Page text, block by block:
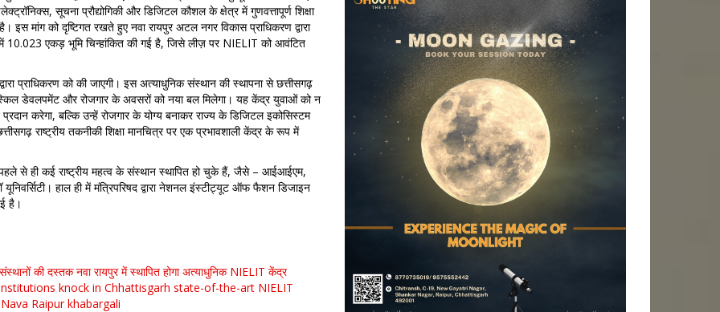
सूचना प्रौद्योगिकी और डिजिटल कौशल के क्षेत्र में गुणवत्तापूर्ण शिक्षा
इस मांग को दृष्टिगत रखते हुए नवा रायपुर अटल नगर विकास प्राधिकरण द्वारा
10.023 एकड़ भूमि चिन्हांकित की गई है, जिसे लीज़ पर NIELIT को आवंटित
प्राधिकरण को की जाएगी। इस अत्याधुनिक संस्थान की स्थापना से छत्तीसगढ़
डेवलपमेंट और रोजगार के अवसरों को नया बल मिलेगा। यह केंद्र युवाओं को न
करेगा, बल्कि उन्हें रोजगार के योग्य बनाकर राज्य के डिजिटल इकोसिस्टम
राष्ट्रीय तकनीकी शिक्षा मानचित्र पर एक प्रभावशाली केंद्र के रूप में
पहले से ही कई राष्ट्रीय महत्व के संस्थान स्थापित हो चुके हैं, जैसे – आईआईएम,
हाल ही में मंत्रिपरिषद द्वारा नेशनल इंस्टीट्यूट ऑफ फैशन डिजाइन
है।
की दस्तक नवा रायपुर में स्थापित होगा अत्याधुनिक NIELIT केंद्र
knock in Chhattisgarh state-of-the-art NIELIT
Raipur khabargali